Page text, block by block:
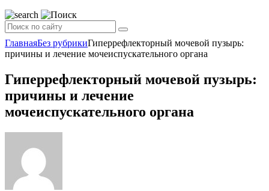
ГлавнаяБез рубрикиГиперрефлекторный мочевой пузырь:
причины и лечение мочеиспускательного органа
Гиперрефлекторный мочевой пузырь:
причины и лечение
мочеиспускательного органа